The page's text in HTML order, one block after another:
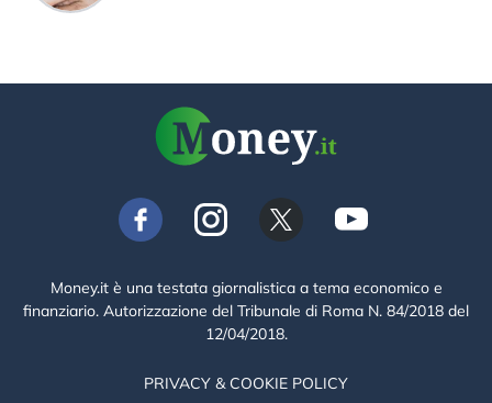
Money.it è una testata giornalistica a tema economico e
finanziario. Autorizzazione del Tribunale di Roma N. 84/2018 del
12/04/2018.
PRIVACY & COOKIE POLICY